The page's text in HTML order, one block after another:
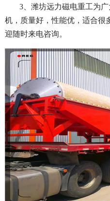
3、潍坊远力磁电重工为
机，质量好，性能优，适合很
迎随时来电咨询。